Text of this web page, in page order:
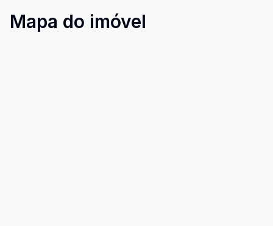
Mapa do imóvel